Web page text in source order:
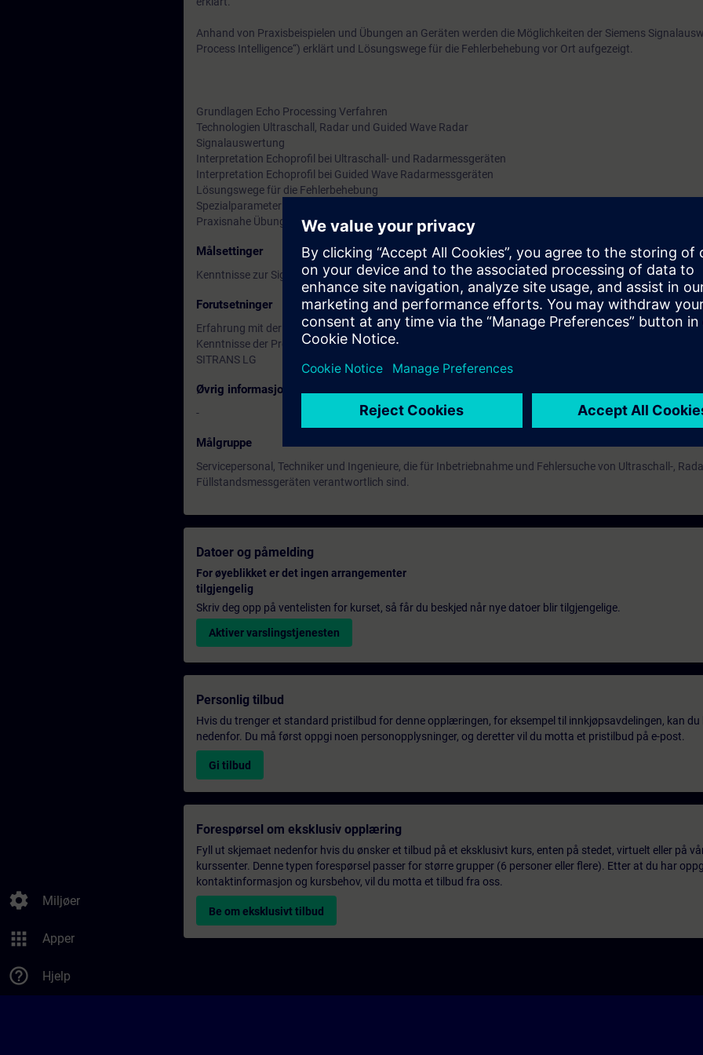
settings Miljøer
apps Apper
help_outline Hjelp
Anhand von Praxisbeispielen und Übungen an Geräten werden die Möglichkeiten der Siemens
Process Intelligence“) erklärt und Lösungswege für die Fehlerbehebung vor Ort aufgezeigt.
Grundlagen Echo Processing Verfahren
Technologien Ultraschall, Radar und Guided Wave Radar
Signalauswertung
Interpretation Echoprofil bei Ultraschall- und Radarmessgeräten
Interpretation Echoprofil bei Guided Wave Radarmessgeräten
Lösungswege für die Fehlerbehebung
Spezialparameter
Praxisnahe Übungen und Übungen an Geräten
Målsettinger
Kenntnisse zur Signalauswertung bei Ultraschall- Radar- und GWR-Füllstandsmessgeräten.
Forutsetninger
Erfahrung mit der Inbetriebnahme und Fehlersuche von Geräten der Füllstandsmesstechnik.
Kenntnisse der Programmierung und Parametrierung von HydroRanger und MultiRanger, SITRANS LU,
SITRANS LG
Øvrig informasjon
-
Målgruppe
Servicepersonal, Techniker und Ingenieure, die für Inbetriebnahme und Fehlersuche von Ultraschall-,
Füllstandsmessgeräten verantwortlich sind.
Datoer og påmelding
For øyeblikket er det ingen arrangementer
tilgjengelig
Skriv deg opp på ventelisten for kurset, så får du beskjed når nye datoer blir tilgjengelige.
Aktiver varslingstjenesten
Personlig tilbud
Hvis du trenger et standard pristilbud for denne opplæringen, for eksempel til innkjøpsavdelingen, kan du
nedenfor. Du må først oppgi noen personopplysninger, og deretter vil du motta et pristilbud på e-post.
Gi tilbud
Forespørsel om eksklusiv opplæring
Fyll ut skjemaet nedenfor hvis du ønsker et tilbud på et eksklusivt kurs, enten på stedet, virtuelt eller på
kurssenter. Denne typen forespørsel passer for større grupper (6 personer eller flere). Etter at du har
kontaktinformasjon og kursbehov, vil du motta et tilbud fra oss.
Be om eksklusivt tilbud